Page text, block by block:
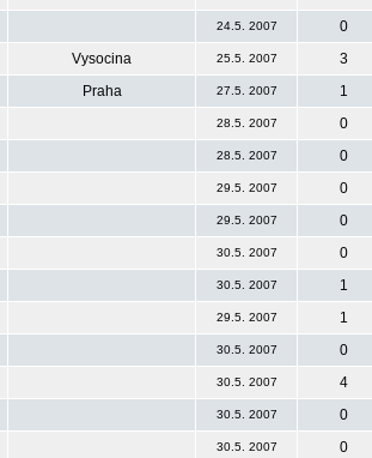
24.5. 2007
0
Vysocina 25.5. 2007
3
Praha 27.5. 2007
1
28.5. 2007
0
28.5. 2007
0
29.5. 2007
0
29.5. 2007
0
30.5. 2007
0
30.5. 2007
1
29.5. 2007
1
30.5. 2007
0
30.5. 2007
4
30.5. 2007
0
30.5. 2007
0